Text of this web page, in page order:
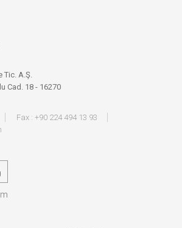
Tic. A.Ş.
Cad. 18 - 16270
Fax : +90 224 494 13 93